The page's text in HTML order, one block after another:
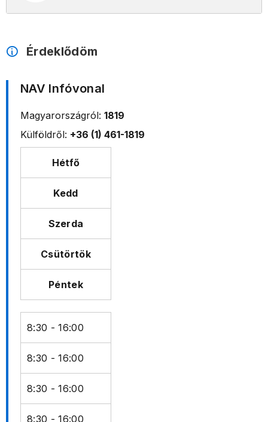
Érdeklődöm
NAV Infóvonal
Magyarországról: 1819
Külföldről: +36 (1) 461-1819
Hétfő
Kedd
Szerda
Csütörtök
Péntek
8:30 - 16:00
8:30 - 16:00
8:30 - 16:00
8:30 - 16:00